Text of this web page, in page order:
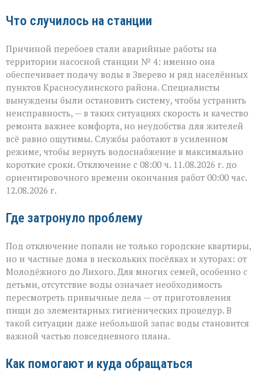
Что случилось на станции
Причиной перебоев стали аварийные работы на
территории насосной станции № 4: именно она
обеспечивает подачу воды в Зверево и ряд населённых
пунктов Красносулинского района. Специалисты
вынуждены были остановить систему, чтобы устранить
неисправность, — в таких ситуациях скорость и качество
ремонта важнее комфорта, но неудобства для жителей
всё равно ощутимы. Службы работают в усиленном
режиме, чтобы вернуть водоснабжение в максимально
короткие сроки. Отключение с 08:00 ч. 11.08.2026 г. до
ориентировочного времени окончания работ 00:00 час.
12.08.2026 г.
Где затронуло проблему
Под отключение попали не только городские квартиры,
но и частные дома в нескольких посёлках и хуторах: от
Молодёжного до Лихого. Для многих семей, особенно с
детьми, отсутствие воды означает необходимость
пересмотреть привычные дела — от приготовления
пищи до элементарных гигиенических процедур. В
такой ситуации даже небольшой запас воды становится
важной частью повседневного плана.
Как помогают и куда обращаться